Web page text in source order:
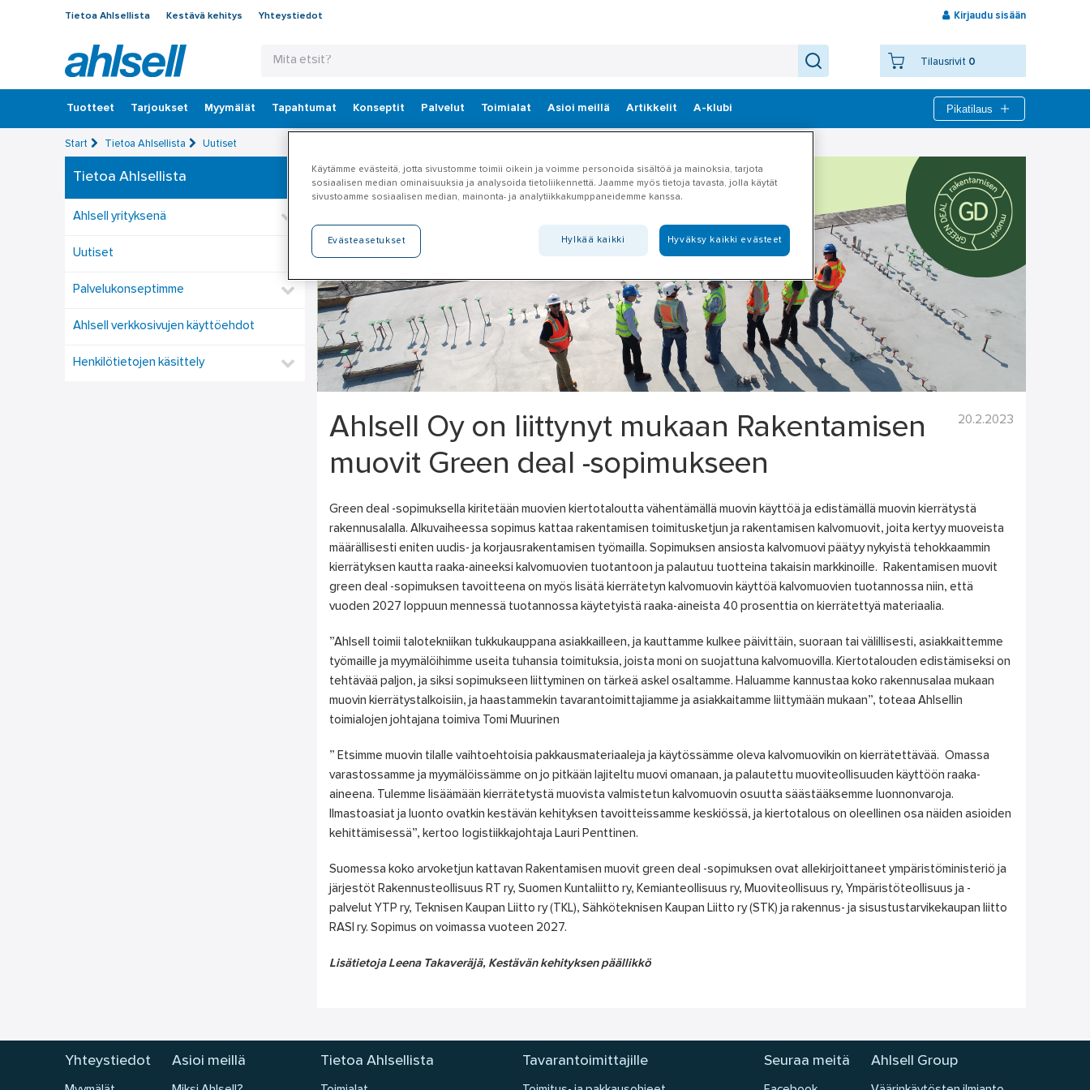
Tietoa Ahlsellista Kestävä kehitys Yhteystiedot Kirjaudu sisään
Tilausrivit 0
Tuotteet ‎Tarjoukset Myymälät Tapahtumat Konseptit Palvelut Toimialat Asioi meillä Artikkelit A-klubi Pikatilaus
Start Tietoa Ahlsellista Uutiset
Tietoa Ahlsellista
Ahlsell yrityksenä
Uutiset
Palvelukonseptimme
Ahlsell verkkosivujen käyttöehdot
Henkilötietojen käsittely
20.2.2023
Ahlsell Oy on liittynyt mukaan Rakentamisen
muovit Green deal -sopimukseen
Green deal -sopimuksella kiritetään muovien kiertotaloutta vähentämällä muovin käyttöä ja edistämällä muovin kierrätystä
rakennusalalla. Alkuvaiheessa sopimus kattaa rakentamisen toimitusketjun ja rakentamisen kalvomuovit, joita kertyy muoveista
määrällisesti eniten uudis- ja korjausrakentamisen työmailla. Sopimuksen ansiosta kalvomuovi päätyy nykyistä tehokkaammin
kierrätyksen kautta raaka-aineeksi kalvomuovien tuotantoon ja palautuu tuotteina takaisin markkinoille. Rakentamisen muovit
green deal -sopimuksen tavoitteena on myös lisätä kierrätetyn kalvomuovin käyttöä kalvomuovien tuotannossa niin, että
vuoden 2027 loppuun mennessä tuotannossa käytetyistä raaka-aineista 40 prosenttia on kierrätettyä materiaalia.
”Ahlsell toimii talotekniikan tukkukauppana asiakkailleen, ja kauttamme kulkee päivittäin, suoraan tai välillisesti, asiakkaittemme
työmaille ja myymälöihimme useita tuhansia toimituksia, joista moni on suojattuna kalvomuovilla. Kiertotalouden edistämiseksi on
tehtävää paljon, ja siksi sopimukseen liittyminen on tärkeä askel osaltamme. Haluamme kannustaa koko rakennusalaa mukaan
muovin kierrätystalkoisiin, ja haastammekin tavarantoimittajiamme ja asiakkaitamme liittymään mukaan”, toteaa Ahlsellin
toimialojen johtajana toimiva Tomi Muurinen
” Etsimme muovin tilalle vaihtoehtoisia pakkausmateriaaleja ja käytössämme oleva kalvomuovikin on kierrätettävää. Omassa
varastossamme ja myymälöissämme on jo pitkään lajiteltu muovi omanaan, ja palautettu muoviteollisuuden käyttöön raaka-
aineena. Tulemme lisäämään kierrätetystä muovista valmistetun kalvomuovin osuutta säästääksemme luonnonvaroja.
Ilmastoasiat ja luonto ovatkin kestävän kehityksen tavoitteissamme keskiössä, ja kiertotalous on oleellinen osa näiden asioiden
kehittämisessä”, kertoo logistiikkajohtaja Lauri Penttinen.
Suomessa koko arvoketjun kattavan Rakentamisen muovit green deal -sopimuksen ovat allekirjoittaneet ympäristöministeriö ja
järjestöt Rakennusteollisuus RT ry, Suomen Kuntaliitto ry, Kemianteollisuus ry, Muoviteollisuus ry, Ympäristöteollisuus ja -
palvelut YTP ry, Teknisen Kaupan Liitto ry (TKL), Sähköteknisen Kaupan Liitto ry (STK) ja rakennus- ja sisustustarvikekaupan liitto
RASI ry. Sopimus on voimassa vuoteen 2027.
Lisätietoja Leena Takaveräjä, Kestävän kehityksen päällikkö
Yhteystiedot Asioi meillä Tietoa Ahlsellista Tavarantoimittajille Seuraa meitä Ahlsell Group
Käytämme evästeitä, jotta sivustomme toimii oikein ja voimme personoida sisältöä ja mainoksia, tarjota
sosiaalisen median ominaisuuksia ja analysoida tietoliikennettä. Jaamme myös tietoja tavasta, jolla käytät
sivustoamme sosiaalisen median, mainonta- ja analytiikkakumppaneidemme kanssa.
Evästeasetukset Hylkää kaikki Hyväksy kaikki evästeet